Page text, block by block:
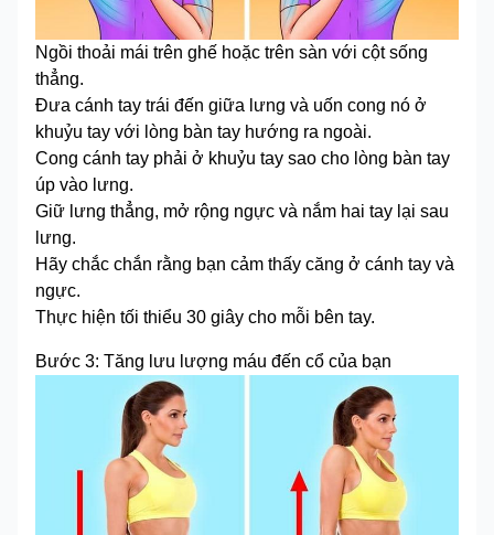
Ngồi thoải mái trên ghế hoặc trên sàn với cột sống
thẳng.
Đưa cánh tay trái đến giữa lưng và uốn cong nó ở
khuỷu tay với lòng bàn tay hướng ra ngoài.
Cong cánh tay phải ở khuỷu tay sao cho lòng bàn tay
úp vào lưng.
Giữ lưng thẳng, mở rộng ngực và nắm hai tay lại sau
lưng.
Hãy chắc chắn rằng bạn cảm thấy căng ở cánh tay và
ngực.
Thực hiện tối thiểu 30 giây cho mỗi bên tay.
Bước 3: Tăng lưu lượng máu đến cổ của bạn